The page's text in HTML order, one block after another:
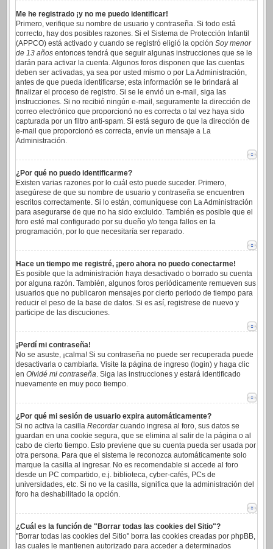
Me he registrado ¡y no me puedo identificar!
Primero, verifique su nombre de usuario y contraseña. Si todo está
correcto, hay dos posibles razones. Si el Sistema de Protección Infantil
(APPCO) está activado y cuando se registró eligió la opción Soy menor
de 13 años entonces tendrá que seguir algunas instrucciones que se le
darán para activar la cuenta. Algunos foros disponen que las cuentas
deben ser activadas, ya sea por usted mismo o por La Administración,
antes de que pueda identificarse; esta información se le brindará al
finalizar el proceso de registro. Si se le envió un e-mail, siga las
instrucciones. Si no recibió ningún e-mail, seguramente la dirección de
correo electrónico que proporcionó no es correcta o tal vez haya sido
capturada por un filtro anti-spam. Si está seguro de que la dirección de
e-mail que proporcionó es correcta, envíe un mensaje a La
Administración.
¿Por qué no puedo identificarme?
Existen varias razones por lo cuál esto puede suceder. Primero,
asegúrese de que su nombre de usuario y contraseña se encuentren
escritos correctamente. Si lo están, comuníquese con La Administración
para asegurarse de que no ha sido excluido. También es posible que el
foro esté mal configurado por su dueño y/o tenga fallos en la
programación, por lo que necesitaría ser reparado.
Hace un tiempo me registré, ¡pero ahora no puedo conectarme!
Es posible que la administración haya desactivado o borrado su cuenta
por alguna razón. También, algunos foros periódicamente remueven sus
usuarios que no publicaron mensajes por cierto periodo de tiempo para
reducir el peso de la base de datos. Si es así, registrese de nuevo y
participe de las discuciones.
¡Perdí mi contraseña!
No se asuste, ¡calma! Si su contraseña no puede ser recuperada puede
desactivarla o cambiarla. Visite la página de ingreso (login) y haga clic
en Olvidé mi contraseña. Siga las instrucciones y estará identificado
nuevamente en muy poco tiempo.
¿Por qué mi sesión de usuario expira automáticamente?
Si no activa la casilla Recordarcuando ingresa al foro, sus datos se
guardan en una cookie segura, que se elimina al salir de la página o al
cabo de cierto tiempo. Esto previene que su cuenta pueda ser usada por
otra persona. Para que el sistema le reconozca automáticamente solo
marque la casilla al ingresar. No es recomendable si accede al foro
desde un PC compartido, e.j. biblioteca, cyber-cafés, PCs de
universidades, etc. Si no ve la casilla, significa que la administración del
foro ha deshabilitado la opción.
¿Cuál es la función de "Borrar todas las cookies del Sitio"?
"Borrar todas las cookies del Sitio" borra las cookies creadas por phpBB,
las cuales le mantienen autorizado para acceder a determinados